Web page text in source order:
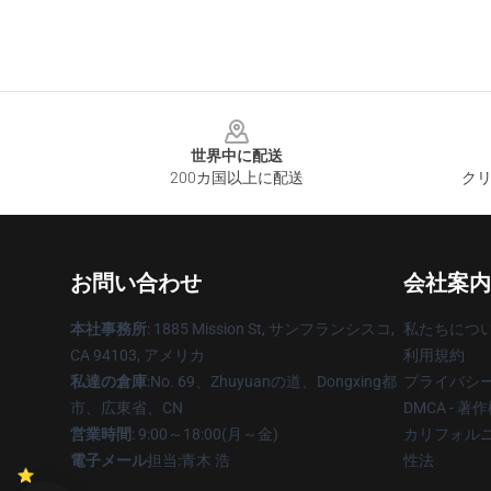
世界中に配送
200カ国以上に配送
ク
お問い合わせ
本社事務所: 1885 Mission St, サンフランシスコ,
CA 94103, アメリカ
私達の倉庫:No. 69、Zhuyuanの道、Dongxing都
市、広東省、CN
営業時間: 9:00～18:00(月～金)
電子メール担当:青木 浩
会社案内
私たちにつ
利用規約
プライバシ
DMCA - 著
カリフォル
性法